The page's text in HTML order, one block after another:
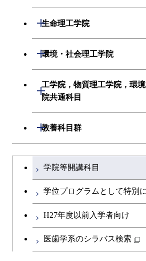
初年次専門科目
共通専門科目
数理・計算科学系
初年次専門科目
創造プロセス科目
共通専門科目
生命理工学院
開閉
生命理工学系
創造プロセス科目
共通専門科目
環境・社会理工学院
開閉
建築学系
融合理工学系
初年次専門科目
工学院，物質理工学院，環
院共通科目
開閉
工学院，物質理工学
教養科目群
開閉
文系教養科目
英語科目
第二外国語科目
学士課程を切り替える
学院等開講科目
学位プログラムとして特別
H27年度以前入学者向け
医歯学系のシラバス検索